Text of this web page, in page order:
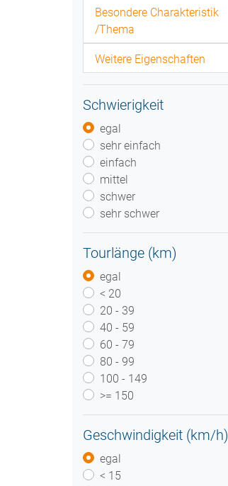
Besondere Charakteristik
/Thema
Weitere Eigenschaften
Schwierigkeit
egal
sehr einfach
einfach
mittel
schwer
sehr schwer
Tourlänge (km)
egal
< 20
20 - 39
40 - 59
60 - 79
80 - 99
100 - 149
>= 150
Geschwindigkeit (km/h)
egal
< 15